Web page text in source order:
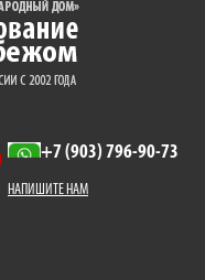
+7 (903) 796-90-73
НАПИШИТЕ НАМ